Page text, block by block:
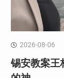
2026-08-06
锡安教案王